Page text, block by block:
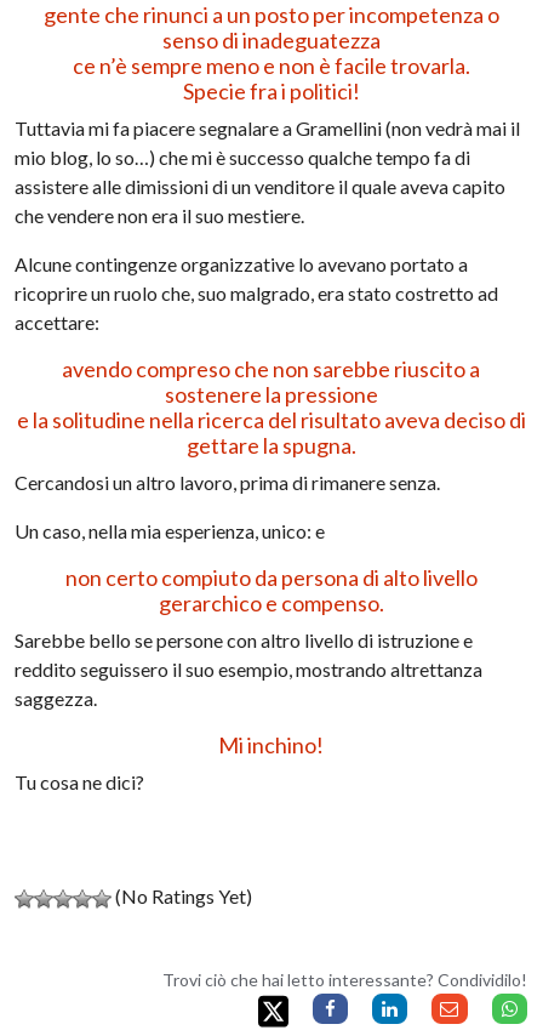
gente che rinunci a un posto per incompetenza o
senso di inadeguatezza
ce n’è sempre meno e non è facile trovarla.
Specie fra i politici!
Tuttavia mi fa piacere segnalare a Gramellini (non vedrà mai il
mio blog, lo so…) che mi è successo qualche tempo fa di
assistere alle dimissioni di un venditore il quale aveva capito
che vendere non era il suo mestiere.
Alcune contingenze organizzative lo avevano portato a
ricoprire un ruolo che, suo malgrado, era stato costretto ad
accettare:
avendo compreso che non sarebbe riuscito a
sostenere la pressione
e la solitudine nella ricerca del risultato aveva deciso di
gettare la spugna.
Cercandosi un altro lavoro, prima di rimanere senza.
Un caso, nella mia esperienza, unico: e
non certo compiuto da persona di alto livello
gerarchico e compenso.
Sarebbe bello se persone con altro livello di istruzione e
reddito seguissero il suo esempio, mostrando altrettanza
saggezza.
Mi inchino!
Tu cosa ne dici?
(No Ratings Yet)
Trovi ciò che hai letto interessante? Condividilo!